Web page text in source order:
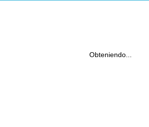
Obteniendo...